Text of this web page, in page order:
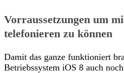
Vorraussetzungen um
telefonieren zu können
Damit das ganze funktioniert
Betriebssystem iOS 8 auch